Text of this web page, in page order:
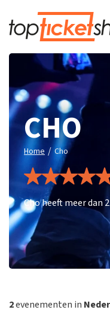
CHO
Home / Cho
Cho heeft meer dan
2evenementen in